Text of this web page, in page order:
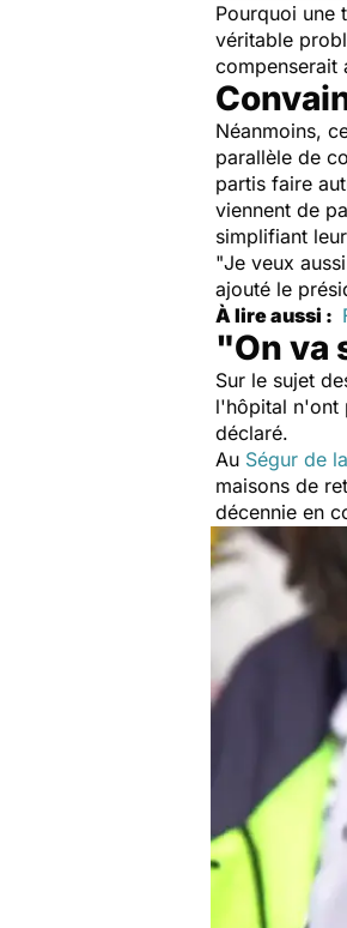
Pourquoi une
véritable
compenserait
Néanmoins,
parallèle de
partis faire
viennent de
simplifiant
"Je veux
ajouté le
À lire aussi :
"On va
Sur le sujet
l'hôpital n'ont
déclaré.
Au Ségur de
maisons de
décennie en